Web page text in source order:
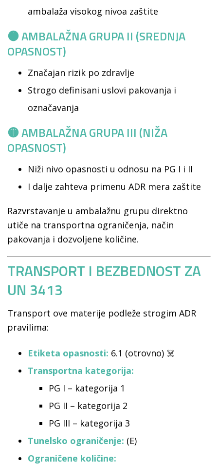
ambalaža visokog nivoa zaštite
🟠 AMBALAŽNA GRUPA II (SREDNJA
OPASNOST)
Značajan rizik po zdravlje
Strogo definisani uslovi pakovanja i
označavanja
🟡 AMBALAŽNA GRUPA III (NIŽA
OPASNOST)
Niži nivo opasnosti u odnosu na PG I i II
I dalje zahteva primenu ADR mera zaštite
Razvrstavanje u ambalažnu grupu direktno
utiče na transportna ograničenja, način
pakovanja i dozvoljene količine.
TRANSPORT I BEZBEDNOST ZA
UN 3413
Transport ove materije podleže strogim ADR
pravilima:
Etiketa opasnosti: 6.1 (otrovno) ☠️
Transportna kategorija:
PG I – kategorija 1
PG II – kategorija 2
PG III – kategorija 3
Tunelsko ograničenje: (E)
Ograničene količine: